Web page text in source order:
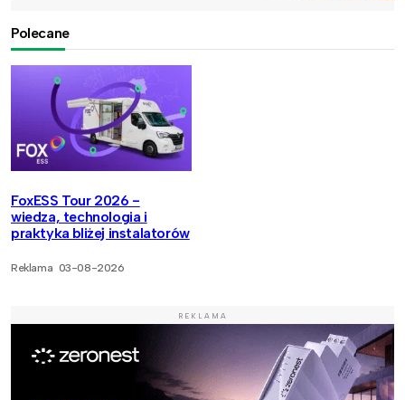
Polecane
FoxESS Tour 2026 -
wiedza, technologia i
praktyka bliżej instalatorów
Reklama 03-08-2026
REKLAMA